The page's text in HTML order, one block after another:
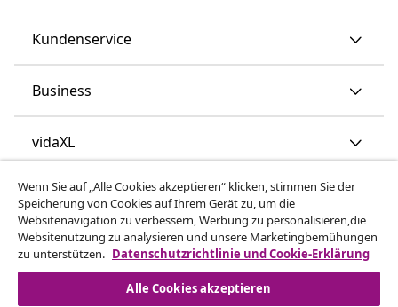
Wenn Sie auf „Alle Cookies akzeptieren“ klicken, stimmen Sie der
Speicherung von Cookies auf Ihrem Gerät zu, um die
Websitenavigation zu verbessern, Werbung zu personalisieren,die
Websitenutzung zu analysieren und unsere Marketingbemühungen
zu unterstützen. Datenschutzrichtlinie und Cookie-Erklärung
Alle Cookies akzeptieren